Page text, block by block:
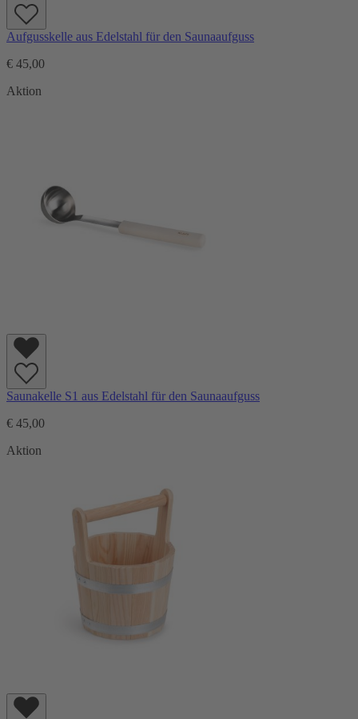
Aufgusskelle aus Edelstahl für den Saunaaufguss
€ 45,00
Aktion
Saunakelle S1 aus Edelstahl für den Saunaaufguss
€ 45,00
Aktion